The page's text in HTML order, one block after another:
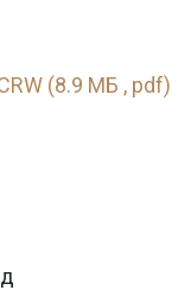
(8.9 МБ , pdf)